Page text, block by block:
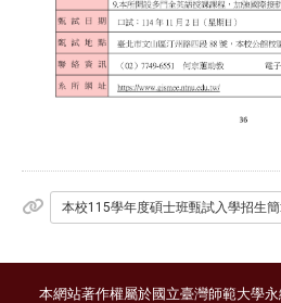
本校115學年度碩士班甄試入學招生
本網站著作權屬於國立臺灣師範大學